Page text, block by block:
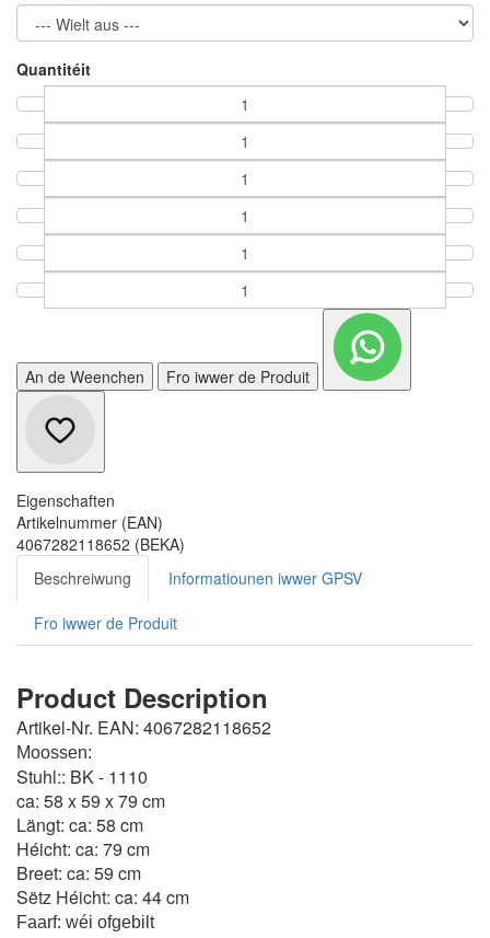
Quantitéit
An de Weenchen Fro iwwer de Produit
Eigenschaften
Artikelnummer (EAN)
4067282118652 (BEKA)
Beschreiwung
Informatiounen iwwer GPSV
Fro iwwer de Produit
Product Description
Artikel-Nr. EAN: 4067282118652
Moossen:
Stuhl:: BK - 1110
ca: 58 x 59 x 79 cm
Längt: ca: 58 cm
Héicht: ca: 79 cm
Breet: ca: 59 cm
Sëtz Héicht: ca: 44 cm
Faarf: wéi ofgebilt